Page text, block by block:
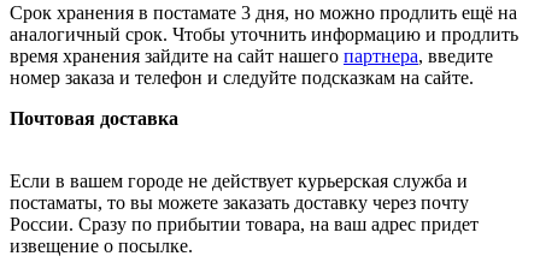
Срок хранения в постамате 3 дня, но можно продлить ещё на
аналогичный срок. Чтобы уточнить информацию и продлить
время хранения зайдите на сайт нашего партнера, введите
номер заказа и телефон и следуйте подсказкам на сайте.
Почтовая доставка
Если в вашем городе не действует курьерская служба и
постаматы, то вы можете заказать доставку через почту
России. Сразу по прибытии товара, на ваш адрес придет
извещение о посылке.